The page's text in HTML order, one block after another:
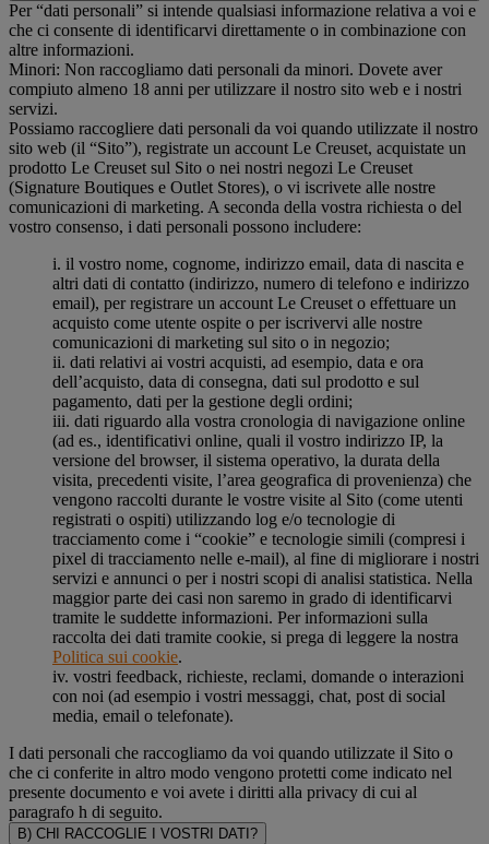
Per “dati personali” si intende qualsiasi informazione relativa a voi e
che ci consente di identificarvi direttamente o in combinazione con
altre informazioni.
Minori: Non raccogliamo dati personali da minori. Dovete aver
compiuto almeno 18 anni per utilizzare il nostro sito web e i nostri
servizi.
Possiamo raccogliere dati personali da voi quando utilizzate il nostro
sito web (il “Sito”), registrate un account Le Creuset, acquistate un
prodotto Le Creuset sul Sito o nei nostri negozi Le Creuset
(Signature Boutiques e Outlet Stores), o vi iscrivete alle nostre
comunicazioni di marketing. A seconda della vostra richiesta o del
vostro consenso, i dati personali possono includere:
i. il vostro nome, cognome, indirizzo email, data di nascita e
altri dati di contatto (indirizzo, numero di telefono e indirizzo
email), per registrare un account Le Creuset o effettuare un
acquisto come utente ospite o per iscrivervi alle nostre
comunicazioni di marketing sul sito o in negozio;
ii. dati relativi ai vostri acquisti, ad esempio, data e ora
dell’acquisto, data di consegna, dati sul prodotto e sul
pagamento, dati per la gestione degli ordini;
iii. dati riguardo alla vostra cronologia di navigazione online
(ad es., identificativi online, quali il vostro indirizzo IP, la
versione del browser, il sistema operativo, la durata della
visita, precedenti visite, l’area geografica di provenienza) che
vengono raccolti durante le vostre visite al Sito (come utenti
registrati o ospiti) utilizzando log e/o tecnologie di
tracciamento come i “cookie” e tecnologie simili (compresi i
pixel di tracciamento nelle e-mail), al fine di migliorare i nostri
servizi e annunci o per i nostri scopi di analisi statistica. Nella
maggior parte dei casi non saremo in grado di identificarvi
tramite le suddette informazioni. Per informazioni sulla
raccolta dei dati tramite cookie, si prega di leggere la nostra
Politica sui cookie.
iv. vostri feedback, richieste, reclami, domande o interazioni
con noi (ad esempio i vostri messaggi, chat, post di social
media, email o telefonate).
I dati personali che raccogliamo da voi quando utilizzate il Sito o
che ci conferite in altro modo vengono protetti come indicato nel
presente documento e voi avete i diritti alla privacy di cui al
paragrafo h di seguito.
B) CHI RACCOGLIE I VOSTRI DATI?